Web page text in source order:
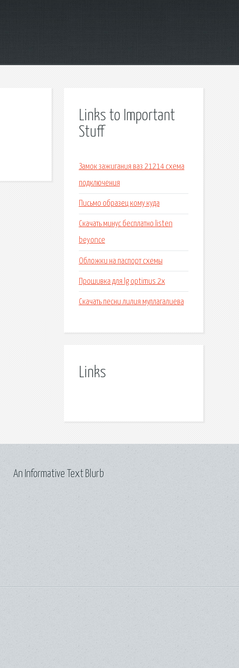
Links to Important
Stuff
Замок зажигания ваз 21214 схема
подключения
Письмо образец кому куда
Скачать минус бесплатно listen
beyonce
Обложки на паспорт схемы
Прошивка для lg optimus 2x
Скачать песни лилия муллагалиева
Links
An Informative Text Blurb